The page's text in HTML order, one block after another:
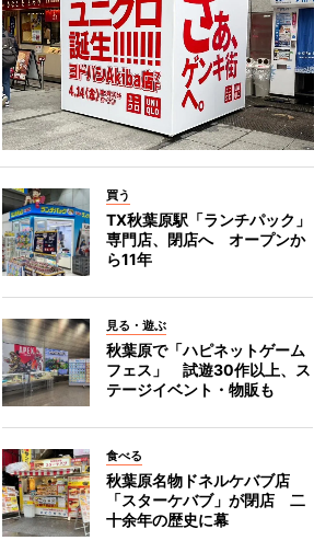
買う
TX秋葉原駅「ランチパック」
専門店、閉店へ オープンか
ら11年
見る・遊ぶ
秋葉原で「ハピネットゲーム
フェス」 試遊30作以上、ス
テージイベント・物販も
食べる
秋葉原名物ドネルケバブ店
「スターケバブ」が閉店 二
十余年の歴史に幕